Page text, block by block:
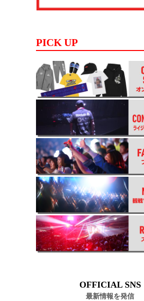
PICK UP
OFFICIAL SNS
最新情報を発信